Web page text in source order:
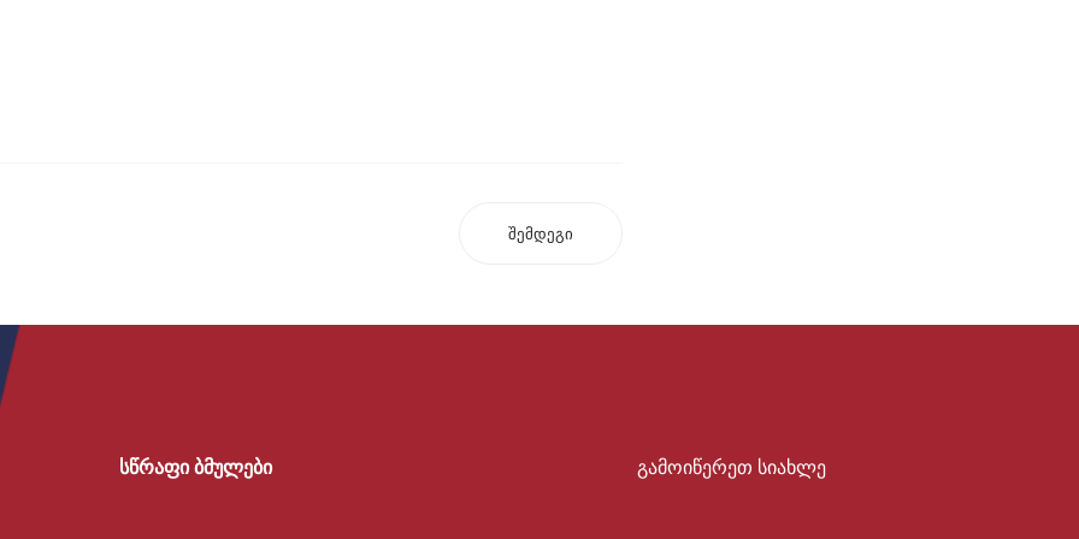
შემდეგი
სწრაფი ბმულები გამოიწერეთ სიახლე